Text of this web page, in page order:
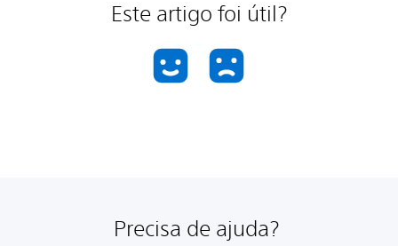
Este artigo foi útil?
Precisa de ajuda?